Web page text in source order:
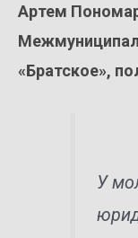
Артем
«Братское»,
У